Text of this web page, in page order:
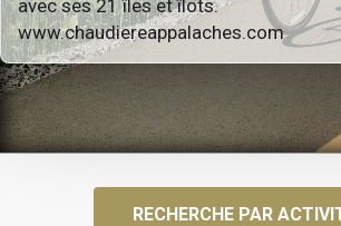
avec ses 21 îles et îlots.
www.chaudiereappalaches.com
RECHERCHE PAR